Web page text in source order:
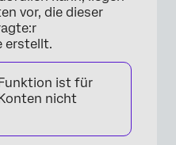
vor, die dieser
erstellt.
ist für
nicht